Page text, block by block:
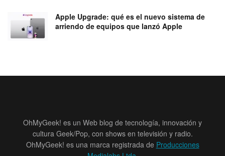
Apple Upgrade: qué es el nuevo sistema de
arriendo de equipos que lanzó Apple
OhMyGeek! es un Web blog de tecnología, innovación y
cultura Geek/Pop, con shows en televisión y radio.
OhMyGeek! es una marca registrada de Producciones